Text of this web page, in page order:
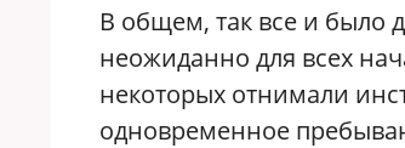
В общем, так все и было
неожиданно для всех
некоторых отнимали
одновременное